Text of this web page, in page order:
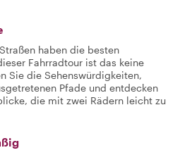
haben die besten
Fahrradtour ist das keine
Sie die Sehenswürdigkeiten,
Pfade und entdecken
die mit zwei Rädern leicht zu